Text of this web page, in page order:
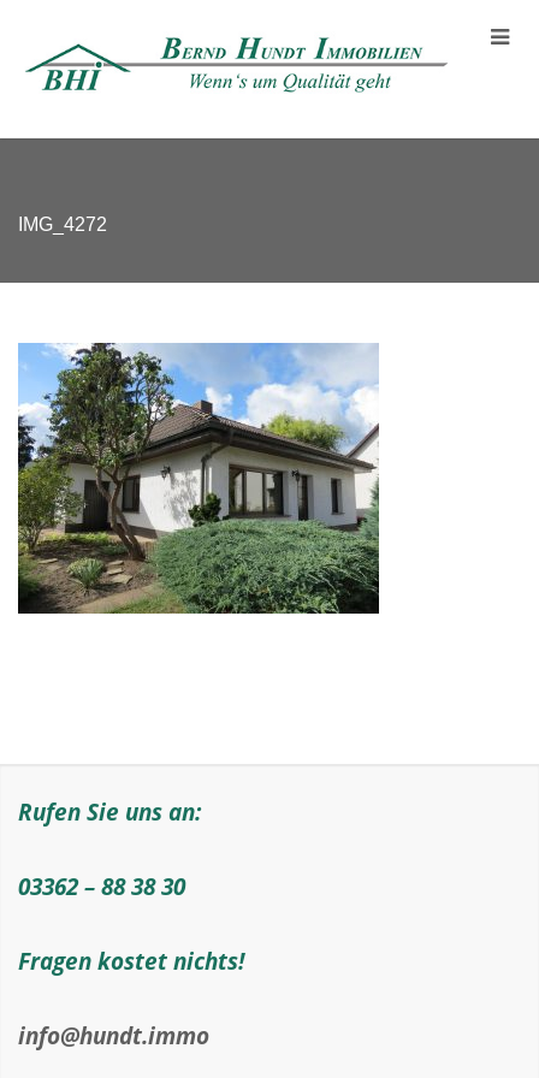
IMG_4272
Rufen Sie uns an:
03362 – 88 38 30
Fragen kostet nichts!
info@hundt.immo